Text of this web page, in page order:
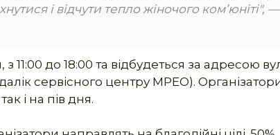
і відчути тепло жіночого комʼюніті", —
до 18:00 та відбудеться за адресою
сервісного центру МРЕО).
і на пів дня.